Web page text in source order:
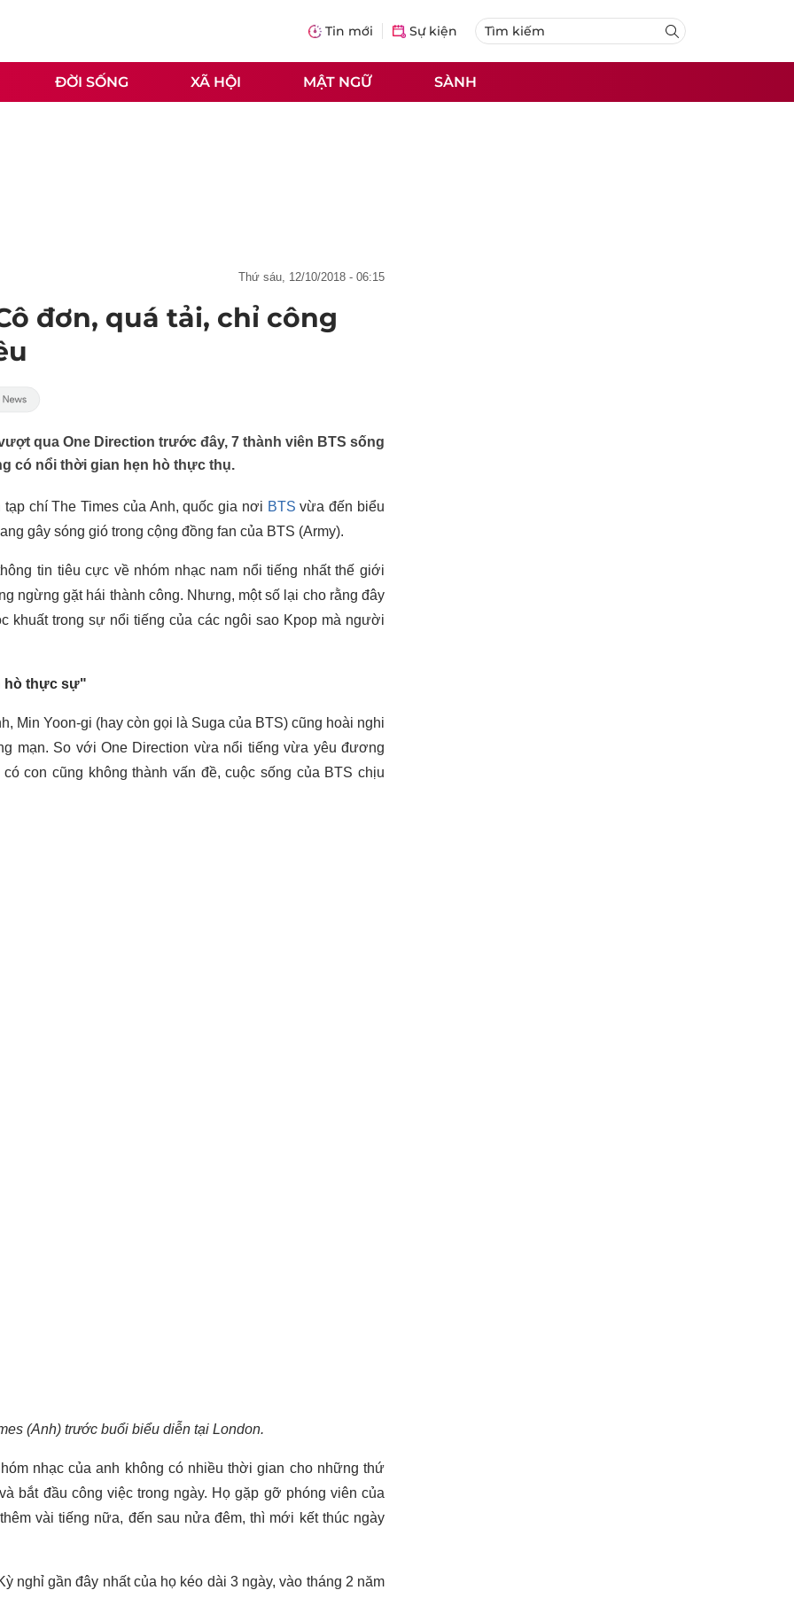
Tin mới Sự kiện
ĐỜI SỐNG XÃ HỘI MẬT NGỮ SÀNH
thứ sáu, 12/10/2018 - 06:15
đơn, quá tải, chỉ công
qua One Direction trước đây, 7 thành viên BTS sống
có nổi thời gian hẹn hò thực thụ.
chí The Times của Anh, quốc gia nơi BTS vừa đến biểu
gây sóng gió trong cộng đồng fan của BTS (Army).
tin tiêu cực về nhóm nhạc nam nổi tiếng nhất thế giới
ngừng gặt hái thành công. Nhưng, một số lại cho rằng đây
khuất trong sự nổi tiếng của các ngôi sao Kpop mà người
hò thực sự"
Min Yoon-gi (hay còn gọi là Suga của BTS) cũng hoài nghi
mạn. So với One Direction vừa nổi tiếng vừa yêu đương
con cũng không thành vấn đề, cuộc sống của BTS chịu
(Anh) trước buổi biểu diễn tại London.
nhạc của anh không có nhiều thời gian cho những thứ
bắt đầu công việc trong ngày. Họ gặp gỡ phóng viên của
vài tiếng nữa, đến sau nửa đêm, thì mới kết thúc ngày
nghỉ gần đây nhất của họ kéo dài 3 ngày, vào tháng 2 năm